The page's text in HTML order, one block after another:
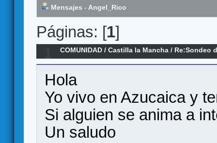
Mensajes - Angel_Rico
Páginas: [1]
COMUNIDAD /Castilla la Mancha / Re:Sondeo
en Toledo
Hola
Yo vivo en Azucaica y
Si alguien se anima a
Un saludo